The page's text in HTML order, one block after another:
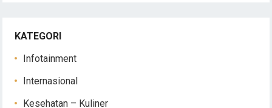
KATEGORI
Infotainment
Internasional
Kesehatan – Kuliner